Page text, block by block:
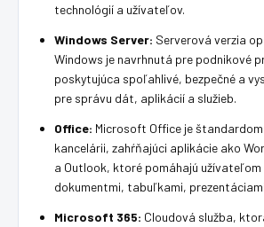
technológií a užívateľov.
Windows Server: Serverová verzia
Windows je navrhnutá pre podnikové
poskytujúca spoľahlivé, bezpečné a
pre správu dát, aplikácií a služieb.
Office: Microsoft Office je
kancelárii, zahŕňajúci aplikácie ako
a Outlook, ktoré pomáhajú
dokumentmi, tabuľkami,
Microsoft 365: Cloudová služba,